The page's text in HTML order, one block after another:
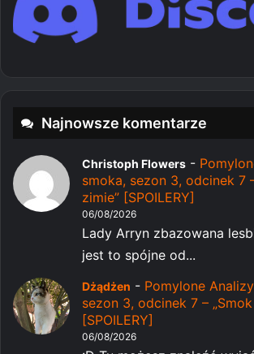
Najnowsze komentarze
Christoph Flowers -
smoka, sezon 3, odcinek 7
zimie” [SPOILERY]
06/08/2026
Lady Arryn zbazowana
jest to spójne od...
Dżądżen - Pomylone
sezon 3, odcinek 7 –
[SPOILERY]
06/08/2026